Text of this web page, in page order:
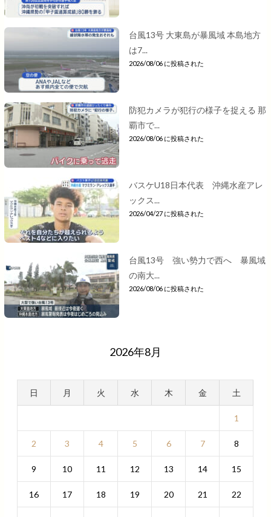
台風13号 大東島が暴風域 本島地方
は7...
2026/08/06 に投稿された
防犯カメラが犯行の様子を捉える 那
覇市で...
2026/08/06 に投稿された
バスケU18日本代表 沖縄水産アレ
ックス...
2026/04/27 に投稿された
台風13号 強い勢力で西へ 暴風域
の南大...
2026/08/06 に投稿された
2026年8月
日 月 火 水 木 金 土
1
2 3 4 5 6 7 8
9 10 11 12 13 14 15
16 17 18 19 20 21 22